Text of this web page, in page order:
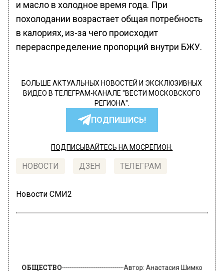
и масло в холодное время года. При
похолодании возрастает общая потребность
в калориях, из-за чего происходит
перераспределение пропорций внутри БЖУ.
БОЛЬШЕ АКТУАЛЬНЫХ НОВОСТЕЙ И ЭКСКЛЮЗИВНЫХ
ВИДЕО В ТЕЛЕГРАМ-КАНАЛЕ "ВЕСТИ МОСКОВСКОГО
РЕГИОНА".
ПОДПИШИСЬ!
ПОДПИСЫВАЙТЕСЬ НА МОСРЕГИОН:
НОВОСТИ ДЗЕН ТЕЛЕГРАМ
Новости СМИ2